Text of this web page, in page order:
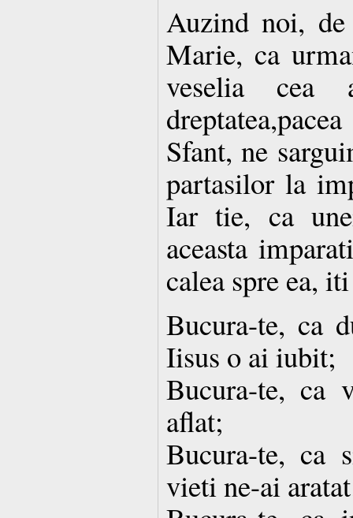
Auzind noi,
Marie, ca
veselia cea
Sfant, ne
partasilor la
Iar tie, ca
aceasta
calea spre ea,
Bucura-te, ca
Iisus o ai iubit;
Bucura-te, ca
aflat;
Bucura-te, ca
vieti ne-ai